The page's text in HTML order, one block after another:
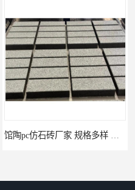
馆陶pc仿石砖厂家 规格多样 宝满建材